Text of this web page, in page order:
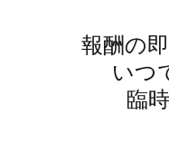
報酬の
いつ
臨